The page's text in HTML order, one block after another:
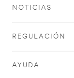
NOTICIAS
REGULACIÓN
AYUDA